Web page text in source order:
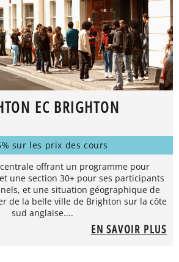
EC BRIGHTON
sur les prix des cours
offrant un programme pour
une section 30+ pour ses participants
et une situation géographique de
de la belle ville de Brighton sur la côte
sud anglaise....
EN SAVOIR PLUS